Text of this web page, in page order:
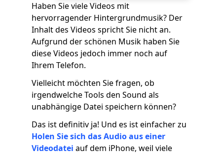
Haben Sie viele Videos mit
hervorragender Hintergrundmusik? Der
Inhalt des Videos spricht Sie nicht an.
Aufgrund der schönen Musik haben Sie
diese Videos jedoch immer noch auf
Ihrem Telefon.
Vielleicht möchten Sie fragen, ob
irgendwelche Tools den Sound als
unabhängige Datei speichern können?
Das ist definitiv ja! Und es ist einfacher zu
Holen Sie sich das Audio aus einer
Videodatei auf dem iPhone, weil viele